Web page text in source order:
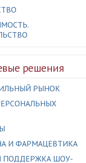
решения
РЫНОК
И ФАРМАЦЕВТИКА
ПОДДЕРЖКА ШОУ-